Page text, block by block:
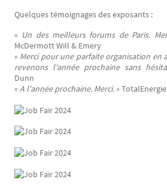
Quelques témoignages des exposants :
« Un des meilleurs forums de Paris.
McDermott Will & Emery
« Merci pour une parfaite organisation en
revenons l’année prochaine sans
Dunn
« A l’année prochaine. Merci. »